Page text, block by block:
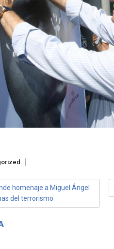
homenaje a Miguel Ángel
del terrorismo